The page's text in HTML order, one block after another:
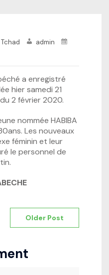
Tchad
admin
a enregistré
hier samedi 21
2 février 2020.
nommée HABIBA
Les nouveaux
féminin et leur
le personnel de
Older Post